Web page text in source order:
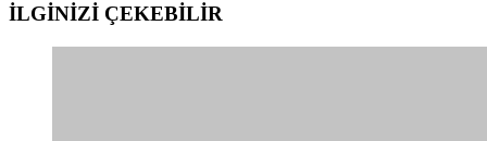
İLGİNİZİ ÇEKEBİLİR